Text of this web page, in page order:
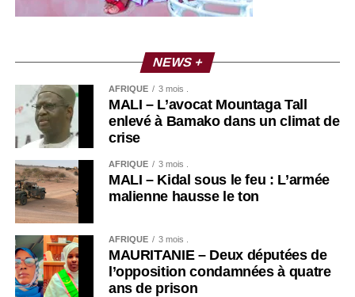
NEWS +
AFRIQUE 3 mois .
MALI – L’avocat Mountaga Tall
enlevé à Bamako dans un climat de
crise
AFRIQUE 3 mois .
MALI – Kidal sous le feu : L’armée
malienne hausse le ton
AFRIQUE 3 mois .
MAURITANIE – Deux députées de
l’opposition condamnées à quatre
ans de prison